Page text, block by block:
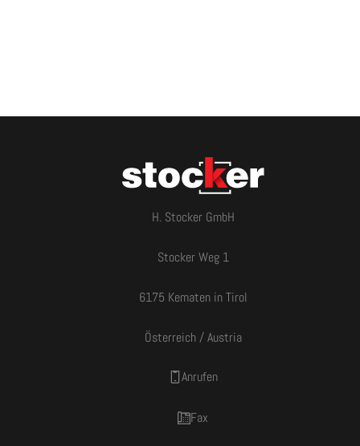
H. Stocker GmbH
Stocker Weg 1
6175 Kematen in Tirol
Österreich / Austria
Anrufen
Fax